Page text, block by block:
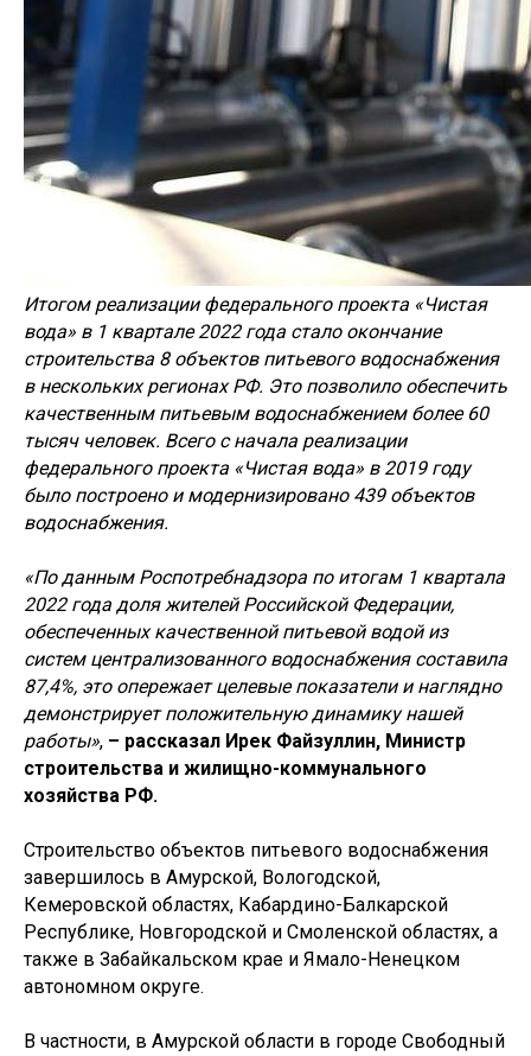
Итогом реализации федерального проекта «Чистая
вода» в 1 квартале 2022 года стало окончание
строительства 8 объектов питьевого водоснабжения
в нескольких регионах РФ. Это позволило обеспечить
качественным питьевым водоснабжением более 60
тысяч человек. Всего с начала реализации
федерального проекта «Чистая вода» в 2019 году
было построено и модернизировано 439 объектов
водоснабжения.
«По данным Роспотребнадзора по итогам 1 квартала
2022 года доля жителей Российской Федерации,
обеспеченных качественной питьевой водой из
систем централизованного водоснабжения составила
87,4%, это опережает целевые показатели и наглядно
демонстрирует положительную динамику нашей
работы», – рассказал Ирек Файзуллин, Министр
строительства и жилищно-коммунального
хозяйства РФ.
Строительство объектов питьевого водоснабжения
завершилось в Амурской, Вологодской,
Кемеровской областях, Кабардино-Балкарской
Республике, Новгородской и Смоленской областях, а
также в Забайкальском крае и Ямало-Ненецком
автономном округе.
В частности, в Амурской области в городе Свободный